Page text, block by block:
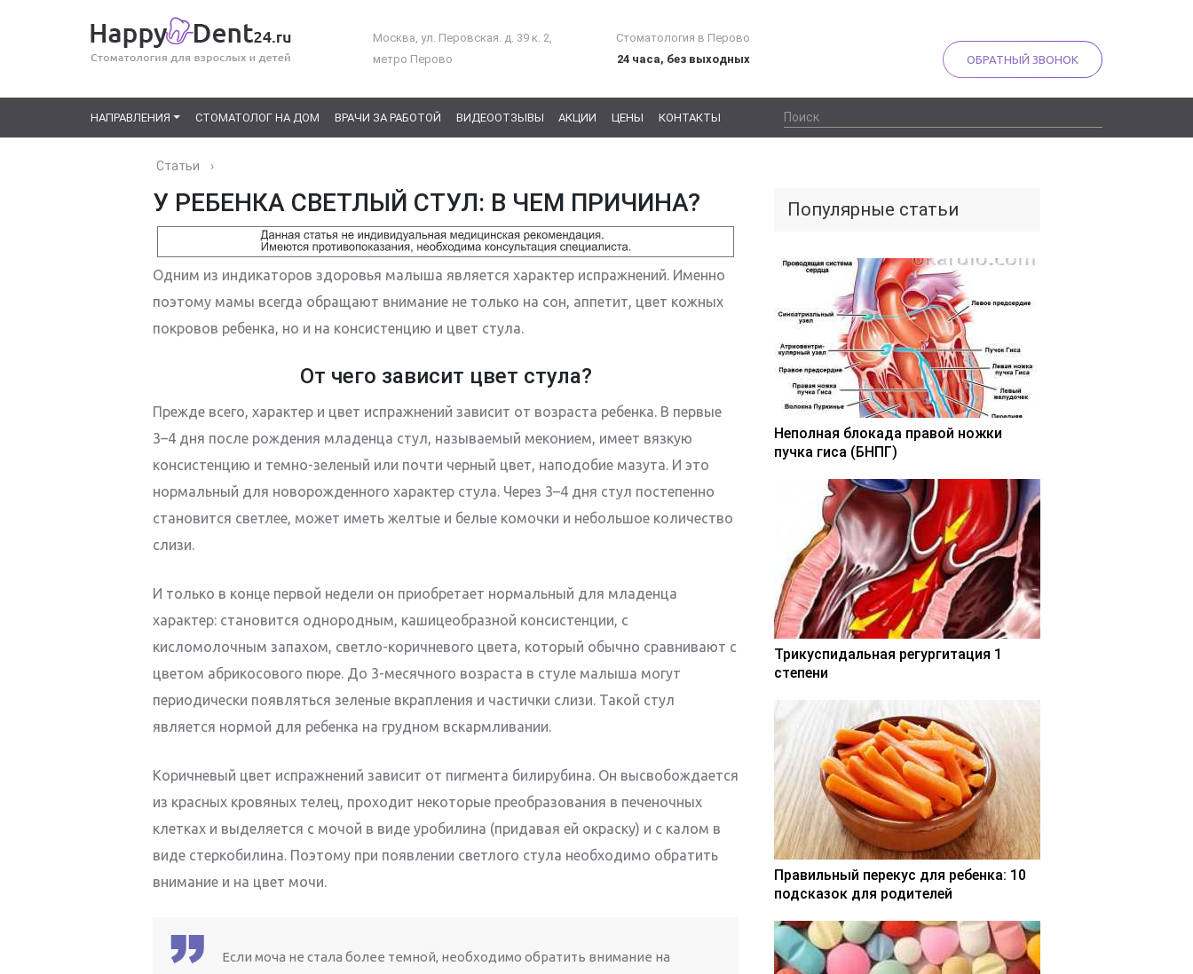
Москва, ул. Перовская. д. 39 к. 2,
метро Перово
Стоматология в Перово
24 часа, без выходных
ОБРАТНЫЙ ЗВОНОК
НАПРАВЛЕНИЯ СТОМАТОЛОГ НА ДОМ ВРАЧИ ЗА РАБОТОЙ ВИДЕООТЗЫВЫ АКЦИИ ЦЕНЫ КОНТАКТЫ
Статьи ›
У РЕБЕНКА СВЕТЛЫЙ СТУЛ: В ЧЕМ ПРИЧИНА?
Одним из индикаторов здоровья малыша является характер испражнений. Именно
поэтому мамы всегда обращают внимание не только на сон, аппетит, цвет кожных
покровов ребенка, но и на консистенцию и цвет стула.
От чего зависит цвет стула?
Прежде всего, характер и цвет испражнений зависит от возраста ребенка. В первые
3–4 дня после рождения младенца стул, называемый меконием, имеет вязкую
консистенцию и темно-зеленый или почти черный цвет, наподобие мазута. И это
нормальный для новорожденного характер стула. Через 3–4 дня стул постепенно
становится светлее, может иметь желтые и белые комочки и небольшое количество
слизи.
И только в конце первой недели он приобретает нормальный для младенца
характер: становится однородным, кашицеобразной консистенции, с
кисломолочным запахом, светло-коричневого цвета, который обычно сравнивают с
цветом абрикосового пюре. До 3-месячного возраста в стуле малыша могут
периодически появляться зеленые вкрапления и частички слизи. Такой стул
является нормой для ребенка на грудном вскармливании.
Коричневый цвет испражнений зависит от пигмента билирубина. Он высвобождается
из красных кровяных телец, проходит некоторые преобразования в печеночных
клетках и выделяется с мочой в виде уробилина (придавая ей окраску) и с калом в
виде стеркобилина. Поэтому при появлении светлого стула необходимо обратить
внимание и на цвет мочи.
Если моча не стала более темной, необходимо обратить внимание на
Популярные статьи
Неполная блокада правой ножки
пучка гиса (БНПГ)
Трикуспидальная регургитация 1
степени
Правильный перекус для ребенка: 10
подсказок для родителей